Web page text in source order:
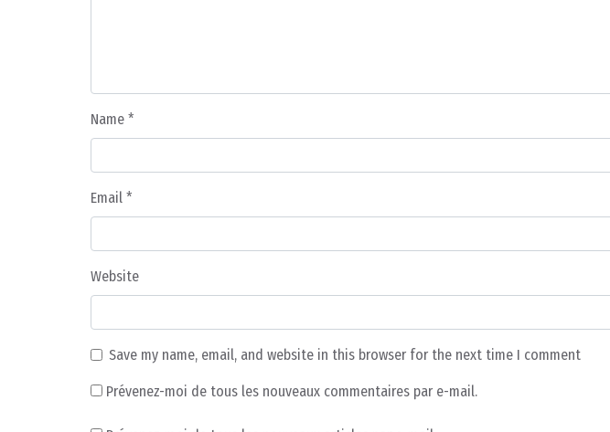
Name *
Email *
Website
Save my name, email, and website in this browser for the next time I comment
Prévenez-moi de tous les nouveaux commentaires par e-mail.